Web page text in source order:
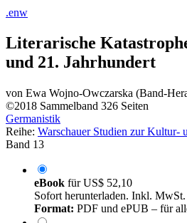
.enw
Literarische
und 21. Jahrhundert
von Ewa Wojno-Owczarska (Band-
©2018 Sammelband 326 Seiten
Germanistik
Reihe: Warschauer Studien zur Kultur-
Band 13
eBook fürUS$ 52,10
Sofort herunterladen. Inkl. MwSt.
Format: PDF und ePUB – für